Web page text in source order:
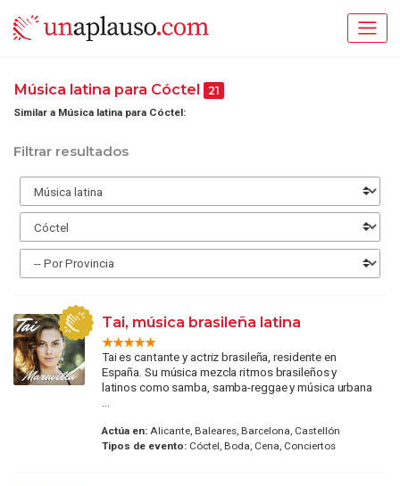
Música latina para Cóctel 21
Similar a Música latina para Cóctel:
Filtrar resultados
Tai, música brasileña latina
Tai es cantante y actriz brasileña, residente en
España. Su música mezcla ritmos brasileños y
latinos como samba, samba-reggae y música urbana
...
Actúa en:Alicante, Baleares, Barcelona, Castellón
Tipos de evento:Cóctel, Boda, Cena, Conciertos